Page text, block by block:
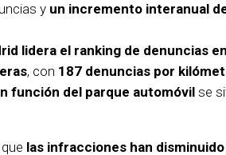
y un incremento interanual
lidera el ranking de denuncias
, con 187 denuncias por
función del parque automóvil se
las infracciones han